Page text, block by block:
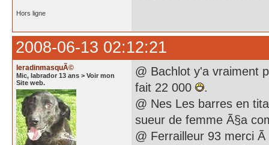
Hors ligne
2008-06-13 02:12:21
leradinmasquÃ©
Mic, labrador 13 ans > Voir mon
Site web.
@ Bachlot y'a vraiment
fait 22 000
.
@ Nes Les barres en
sueur de femme Ã§a
@ Ferrailleur 93 merci